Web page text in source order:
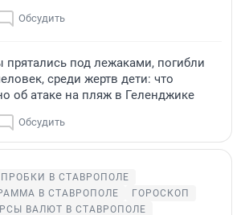
Обсудить
прятались под лежаками, погибли
среди жертв дети: что
об атаке на пляж в Геленджике
Обсудить
ПРОБКИ В СТАВРОПОЛЕ
В СТАВРОПОЛЕ
ГОРОСКОП
ВАЛЮТ В СТАВРОПОЛЕ